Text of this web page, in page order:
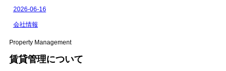
Property Management
賃貸管理について